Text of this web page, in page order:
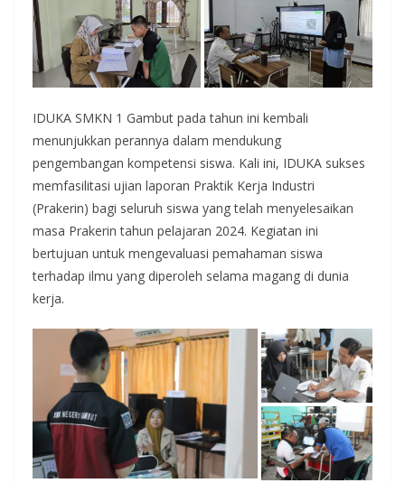
IDUKA SMKN 1 Gambut pada tahun ini kembali
menunjukkan perannya dalam mendukung
pengembangan kompetensi siswa. Kali ini, IDUKA sukses
memfasilitasi ujian laporan Praktik Kerja Industri
(Prakerin) bagi seluruh siswa yang telah menyelesaikan
masa Prakerin tahun pelajaran 2024. Kegiatan ini
bertujuan untuk mengevaluasi pemahaman siswa
terhadap ilmu yang diperoleh selama magang di dunia
kerja.